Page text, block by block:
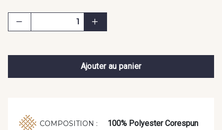
Ajouter au panier
COMPOSITION : 100% Polyester Corespun